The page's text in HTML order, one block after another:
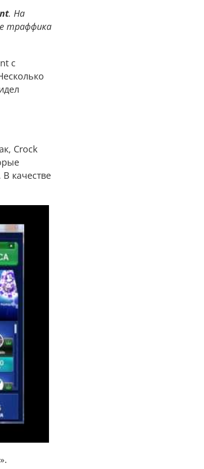
. На
траффика
c
Crock
качестве